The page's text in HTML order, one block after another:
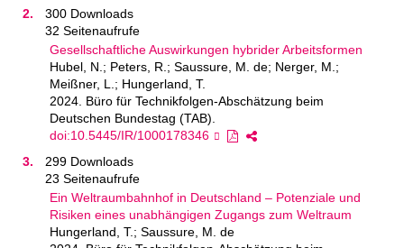
300 Downloads
32 Seitenaufrufe
Gesellschaftliche Auswirkungen hybrider Arbeitsformen
Hubel, N.; Peters, R.; Saussure, M. de; Nerger, M.;
Meißner, L.; Hungerland, T.
2024. Büro für Technikfolgen-Abschätzung beim
Deutschen Bundestag (TAB).
doi:10.5445/IR/1000178346
299 Downloads
23 Seitenaufrufe
Ein Weltraumbahnhof in Deutschland – Potenziale und
Risiken eines unabhängigen Zugangs zum Weltraum
Hungerland, T.; Saussure, M. de